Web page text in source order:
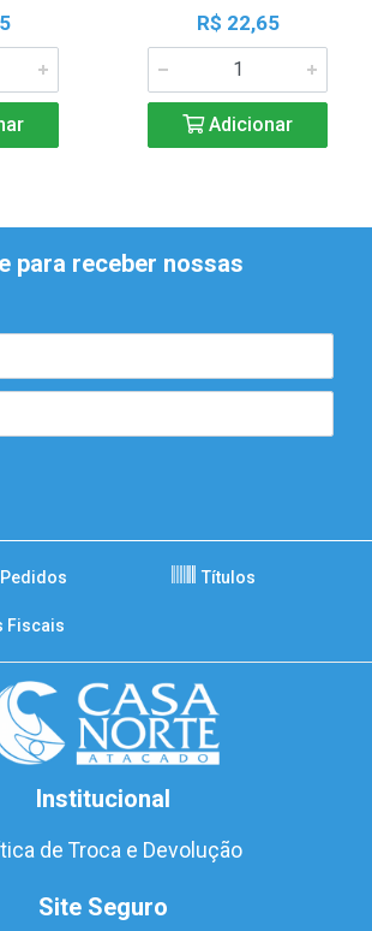
R$ 22,65
Adicionar
para receber nossas
Títulos
Fiscais
Institucional
de Troca e Devolução
Site Seguro